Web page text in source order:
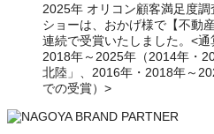
2025年 オリコン顧客満足度
ショーは、おかげ様で【不動
連続で受賞いたしました。<
2018年～2025年（2014年・
北陸」、2016年・2018年～
での受賞）>